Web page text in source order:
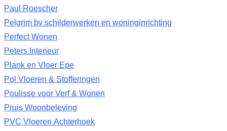
Paul Roescher
Pelgrim bv schilderwerken en woninginrichting
Perfect Wonen
Peters Interieur
Plank en Vloer Epe
Pol Vloeren & Stofferingen
Poulisse voor Verf & Wonen
Pruis Woonbeleving
PVC Vloeren Achterhoek